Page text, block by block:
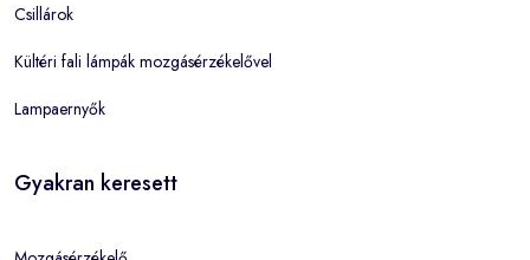
Csillárok
Kültéri fali lámpák mozgásérzékelővel
Lampaernyők
Gyakran keresett